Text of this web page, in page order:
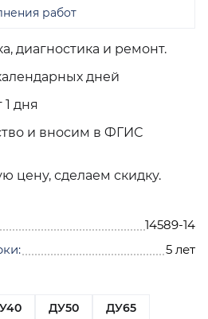
диагностика и ремонт.
дней
дня
и вносим в ФГИС
цену, сделаем скидку.
14589-14
5 лет
ДУ50
ДУ65
работ